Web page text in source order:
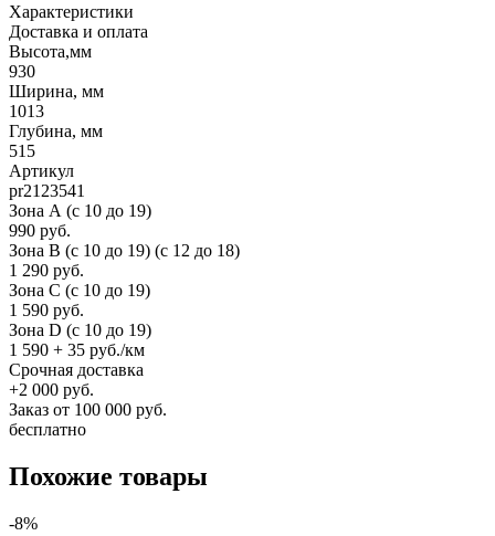
Характеристики
Доставка и оплата
Высота,мм
930
Ширина, мм
1013
Глубина, мм
515
Артикул
pr2123541
Зона А (c 10 до 19)
990 руб.
Зона B (c 10 до 19) (c 12 до 18)
1 290 руб.
Зона C (c 10 до 19)
1 590 руб.
Зона D (c 10 до 19)
1 590 + 35 руб./км
Срочная доставка
+2 000 руб.
Заказ от 100 000 руб.
бесплатно
Похожие товары
-8%